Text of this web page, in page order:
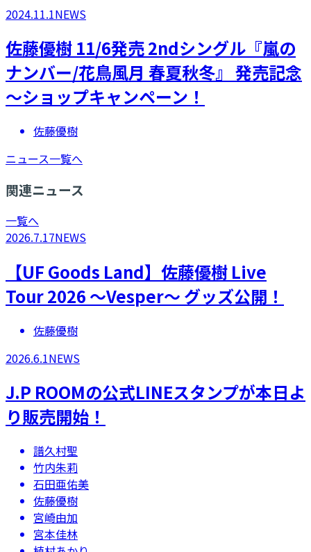
2024.11.1NEWS
佐藤優樹 11/6発売 2ndシングル『嵐の
ナンバー/花鳥風月 春夏秋冬』 発売記念
～ショップキャンペーン！
佐藤優樹
ニュース一覧へ
関連ニュース
一覧へ
2026.7.17NEWS
【UF Goods Land】佐藤優樹 Live
Tour 2026 ～Vesper～ グッズ公開！
佐藤優樹
2026.6.1NEWS
​​J.P ROOMの公式LINEスタンプが本日よ
り販売開始！
譜久村聖
竹内朱莉
石田亜佑美
佐藤優樹
宮崎由加
宮本佳林